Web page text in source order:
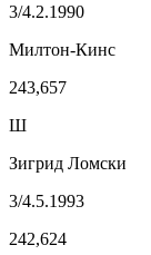
3/4.2.1990
Милтон-Кинс
243,657
Ш
Зигрид Ломски
3/4.5.1993
242,624